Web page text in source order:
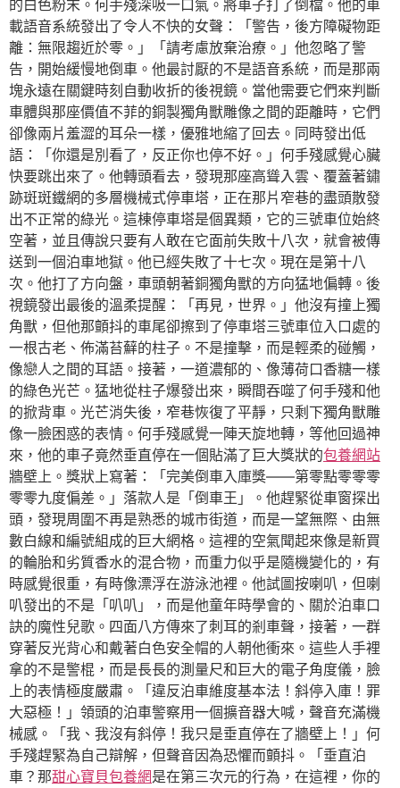
的白色粉末。何手殘深吸一口氣。將車子打了倒檔。他的車
載語音系統發出了令人不快的女聲：「警告，後方障礙物距
離：無限趨近於零。」「請考慮放棄治療。」他忽略了警
告，開始緩慢地倒車。他最討厭的不是語音系統，而是那兩
塊永遠在關鍵時刻自動收折的後視鏡。當他需要它們來判斷
車體與那座價值不菲的銅製獨角獸雕像之間的距離時，它們
卻像兩片羞澀的耳朵一樣，優雅地縮了回去。同時發出低
語：「你還是別看了，反正你也停不好。」何手殘感覺心臟
快要跳出來了。他轉頭看去，發現那座高聳入雲、覆蓋著鏽
跡斑斑鐵網的多層機械式停車塔，正在那片窄巷的盡頭散發
出不正常的綠光。這棟停車塔是個異類，它的三號車位始終
空著，並且傳說只要有人敢在它面前失敗十八次，就會被傳
送到一個泊車地獄。他已經失敗了十七次。現在是第十八
次。他打了方向盤，車頭朝著銅獨角獸的方向猛地偏轉。後
視鏡發出最後的溫柔提醒：「再見，世界。」他沒有撞上獨
角獸，但他那顫抖的車尾卻擦到了停車塔三號車位入口處的
一根古老、佈滿苔蘚的柱子。不是撞擊，而是輕柔的碰觸，
像戀人之間的耳語。接著，一道濃郁的、像薄荷口香糖一樣
的綠色光芒。猛地從柱子爆發出來，瞬間吞噬了何手殘和他
的掀背車。光芒消失後，窄巷恢復了平靜，只剩下獨角獸雕
像一臉困惑的表情。何手殘感覺一陣天旋地轉，等他回過神
來，他的車子竟然垂直停在一個貼滿了巨大獎狀的包養網站
牆壁上。獎狀上寫著：「完美倒車入庫獎——第零點零零零
零零九度偏差。」落款人是「倒車王」。他趕緊從車窗探出
頭，發現周圍不再是熟悉的城市街道，而是一望無際、由無
數白線和編號組成的巨大網格。這裡的空氣聞起來像是新買
的輪胎和劣質香水的混合物，而重力似乎是隨機變化的，有
時感覺很重，有時像漂浮在游泳池裡。他試圖按喇叭，但喇
叭發出的不是「叭叭」，而是他童年時學會的、關於泊車口
訣的魔性兒歌。四面八方傳來了刺耳的剎車聲，接著，一群
穿著反光背心和戴著白色安全帽的人朝他衝來。這些人手裡
拿的不是警棍，而是長長的測量尺和巨大的電子角度儀，臉
上的表情極度嚴肅。「違反泊車維度基本法！斜停入庫！罪
大惡極！」領頭的泊車警察用一個擴音器大喊，聲音充滿機
械感。「我、我沒有斜停！我只是垂直停在了牆壁上！」何
手殘趕緊為自己辯解，但聲音因為恐懼而顫抖。「垂直泊
車？那甜心寶貝包養網是在第三次元的行為，在這裡，你的